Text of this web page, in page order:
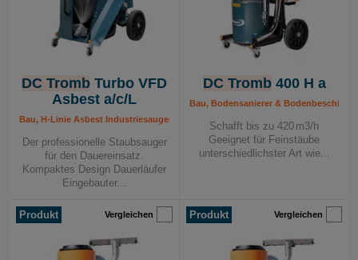
DC Tromb Turbo VFD
Asbest a/c/L
Bau, H-Linie Asbest Industriesauger, Industrie, Industriesauger 400 V, Mobile
Der professionelle Staubsauger
für den Dauereinsatz.
Kompaktes Design Dauerläufer
Eingebauter...
DC Tromb400 H a
Bau, Bodensanierer &
Schafft bis zu 420 m3/h
Geeignet für Feinstäube
unterschiedlichster Art wie...
Vergleichen
Produkt Vergleichen
Produkt